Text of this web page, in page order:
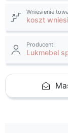
Wniesienie
koszt
Producent:
Lukmebel